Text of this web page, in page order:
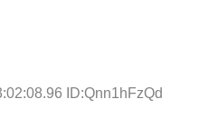
ID:Qnn1hFzQd